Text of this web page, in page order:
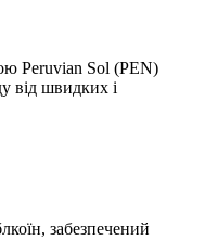
Peruvian Sol (PEN)
від швидких і
забезпечений